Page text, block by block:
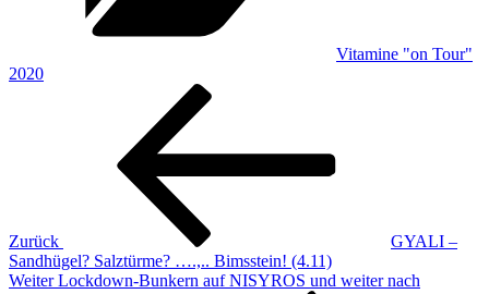
Vitamine "on Tour"
2020
Beitragsnavigation
Zurück
GYALI –
Sandhügel? Salztürme? ….,.. Bimsstein! (4.11)
Nächster
Weiter Lockdown-Bunkern auf NISYROS und weiter nach